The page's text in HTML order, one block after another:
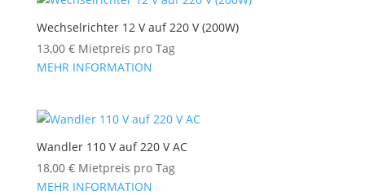
Wechselrichter 12 V auf 220 V (200W)
13,00 €Mietpreis pro Tag
MEHR INFORMATION
Wandler 110 V auf 220 V AC
18,00 €Mietpreis pro Tag
MEHR INFORMATION